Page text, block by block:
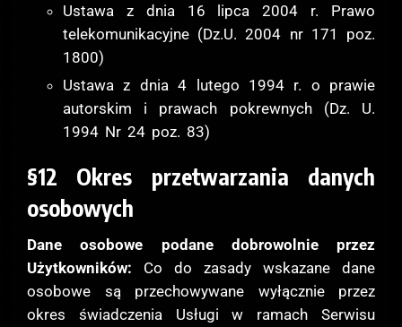
Ustawa z dnia 16 lipca 2004 r. Prawo
telekomunikacyjne (Dz.U. 2004 nr 171 poz.
1800)
Ustawa z dnia 4 lutego 1994 r. o prawie
autorskim i prawach pokrewnych (Dz. U.
1994 Nr 24 poz. 83)
§12 Okres przetwarzania danych
osobowych
Dane osobowe podane dobrowolnie przez
Użytkowników: Co do zasady wskazane dane
osobowe są przechowywane wyłącznie przez
okres świadczenia Usługi w ramach Serwisu